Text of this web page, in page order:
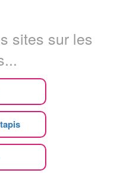
sites sur les